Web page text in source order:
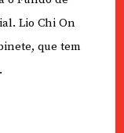
Lio Chi On
que tem